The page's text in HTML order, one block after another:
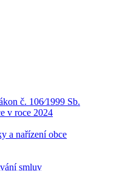
č. 106⁄1999 Sb.
v roce 2024
a nařízení obce
smluv